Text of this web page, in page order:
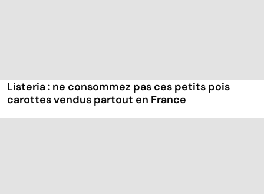
Listeria : ne consommez pas ces petits pois
carottes vendus partout en France